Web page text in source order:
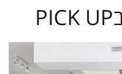
PICK UP